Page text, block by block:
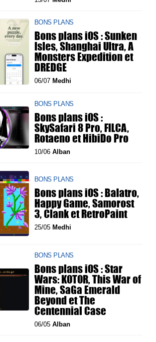
BONS PLANS
Bons plans iOS : Sunken
Isles, Shanghai Ultra, A
Monsters Expedition et
DREDGE
06/07 Medhi
BONS PLANS
Bons plans iOS :
SkySafari 8 Pro, FILCA,
Rotaeno et HibiDo Pro
10/06 Alban
BONS PLANS
Bons plans iOS : Balatro,
Happy Game, Samorost
3, Clank et RetroPaint
25/05 Medhi
BONS PLANS
Bons plans iOS : Star
Wars: KOTOR, This War of
Mine, SaGa Emerald
Beyond et The
Centennial Case
06/05 Alban